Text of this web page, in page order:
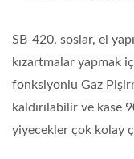
SB-420, soslar, el
kızartmalar yapmak
fonksiyonlu Gaz
kaldırılabilir ve kase
yiyecekler çok kolay